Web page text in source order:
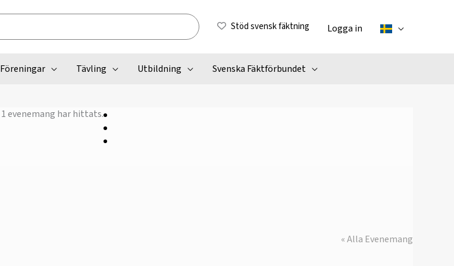
Stöd svensk fäktning Logga in
Föreningar Tävling Utbildning Svenska Fäktförbundet
1 evenemang har hittats.
« Alla Evenemang